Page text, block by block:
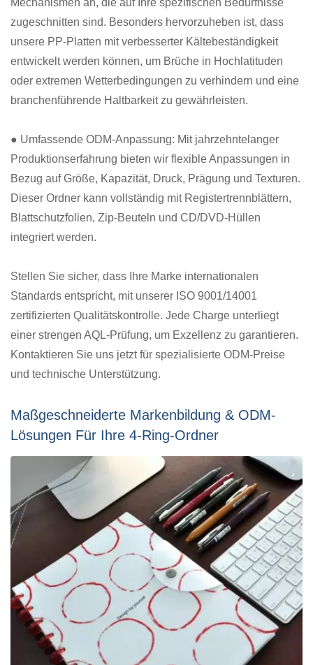
Mechanismen an, die auf Ihre spezifischen Bedürfnisse
zugeschnitten sind. Besonders hervorzuheben ist, dass
unsere PP-Platten mit verbesserter Kältebeständigkeit
entwickelt werden können, um Brüche in Hochlatituden
oder extremen Wetterbedingungen zu verhindern und eine
branchenführende Haltbarkeit zu gewährleisten.
● Umfassende ODM-Anpassung: Mit jahrzehntelanger
Produktionserfahrung bieten wir flexible Anpassungen in
Bezug auf Größe, Kapazität, Druck, Prägung und Texturen.
Dieser Ordner kann vollständig mit Registertrennblättern,
Blattschutzfolien, Zip-Beuteln und CD/DVD-Hüllen
integriert werden.
Stellen Sie sicher, dass Ihre Marke internationalen
Standards entspricht, mit unserer ISO 9001/14001
zertifizierten Qualitätskontrolle. Jede Charge unterliegt
einer strengen AQL-Prüfung, um Exzellenz zu garantieren.
Kontaktieren Sie uns jetzt für spezialisierte ODM-Preise
und technische Unterstützung.
Maßgeschneiderte Markenbildung & ODM-
Lösungen Für Ihre 4-Ring-Ordner